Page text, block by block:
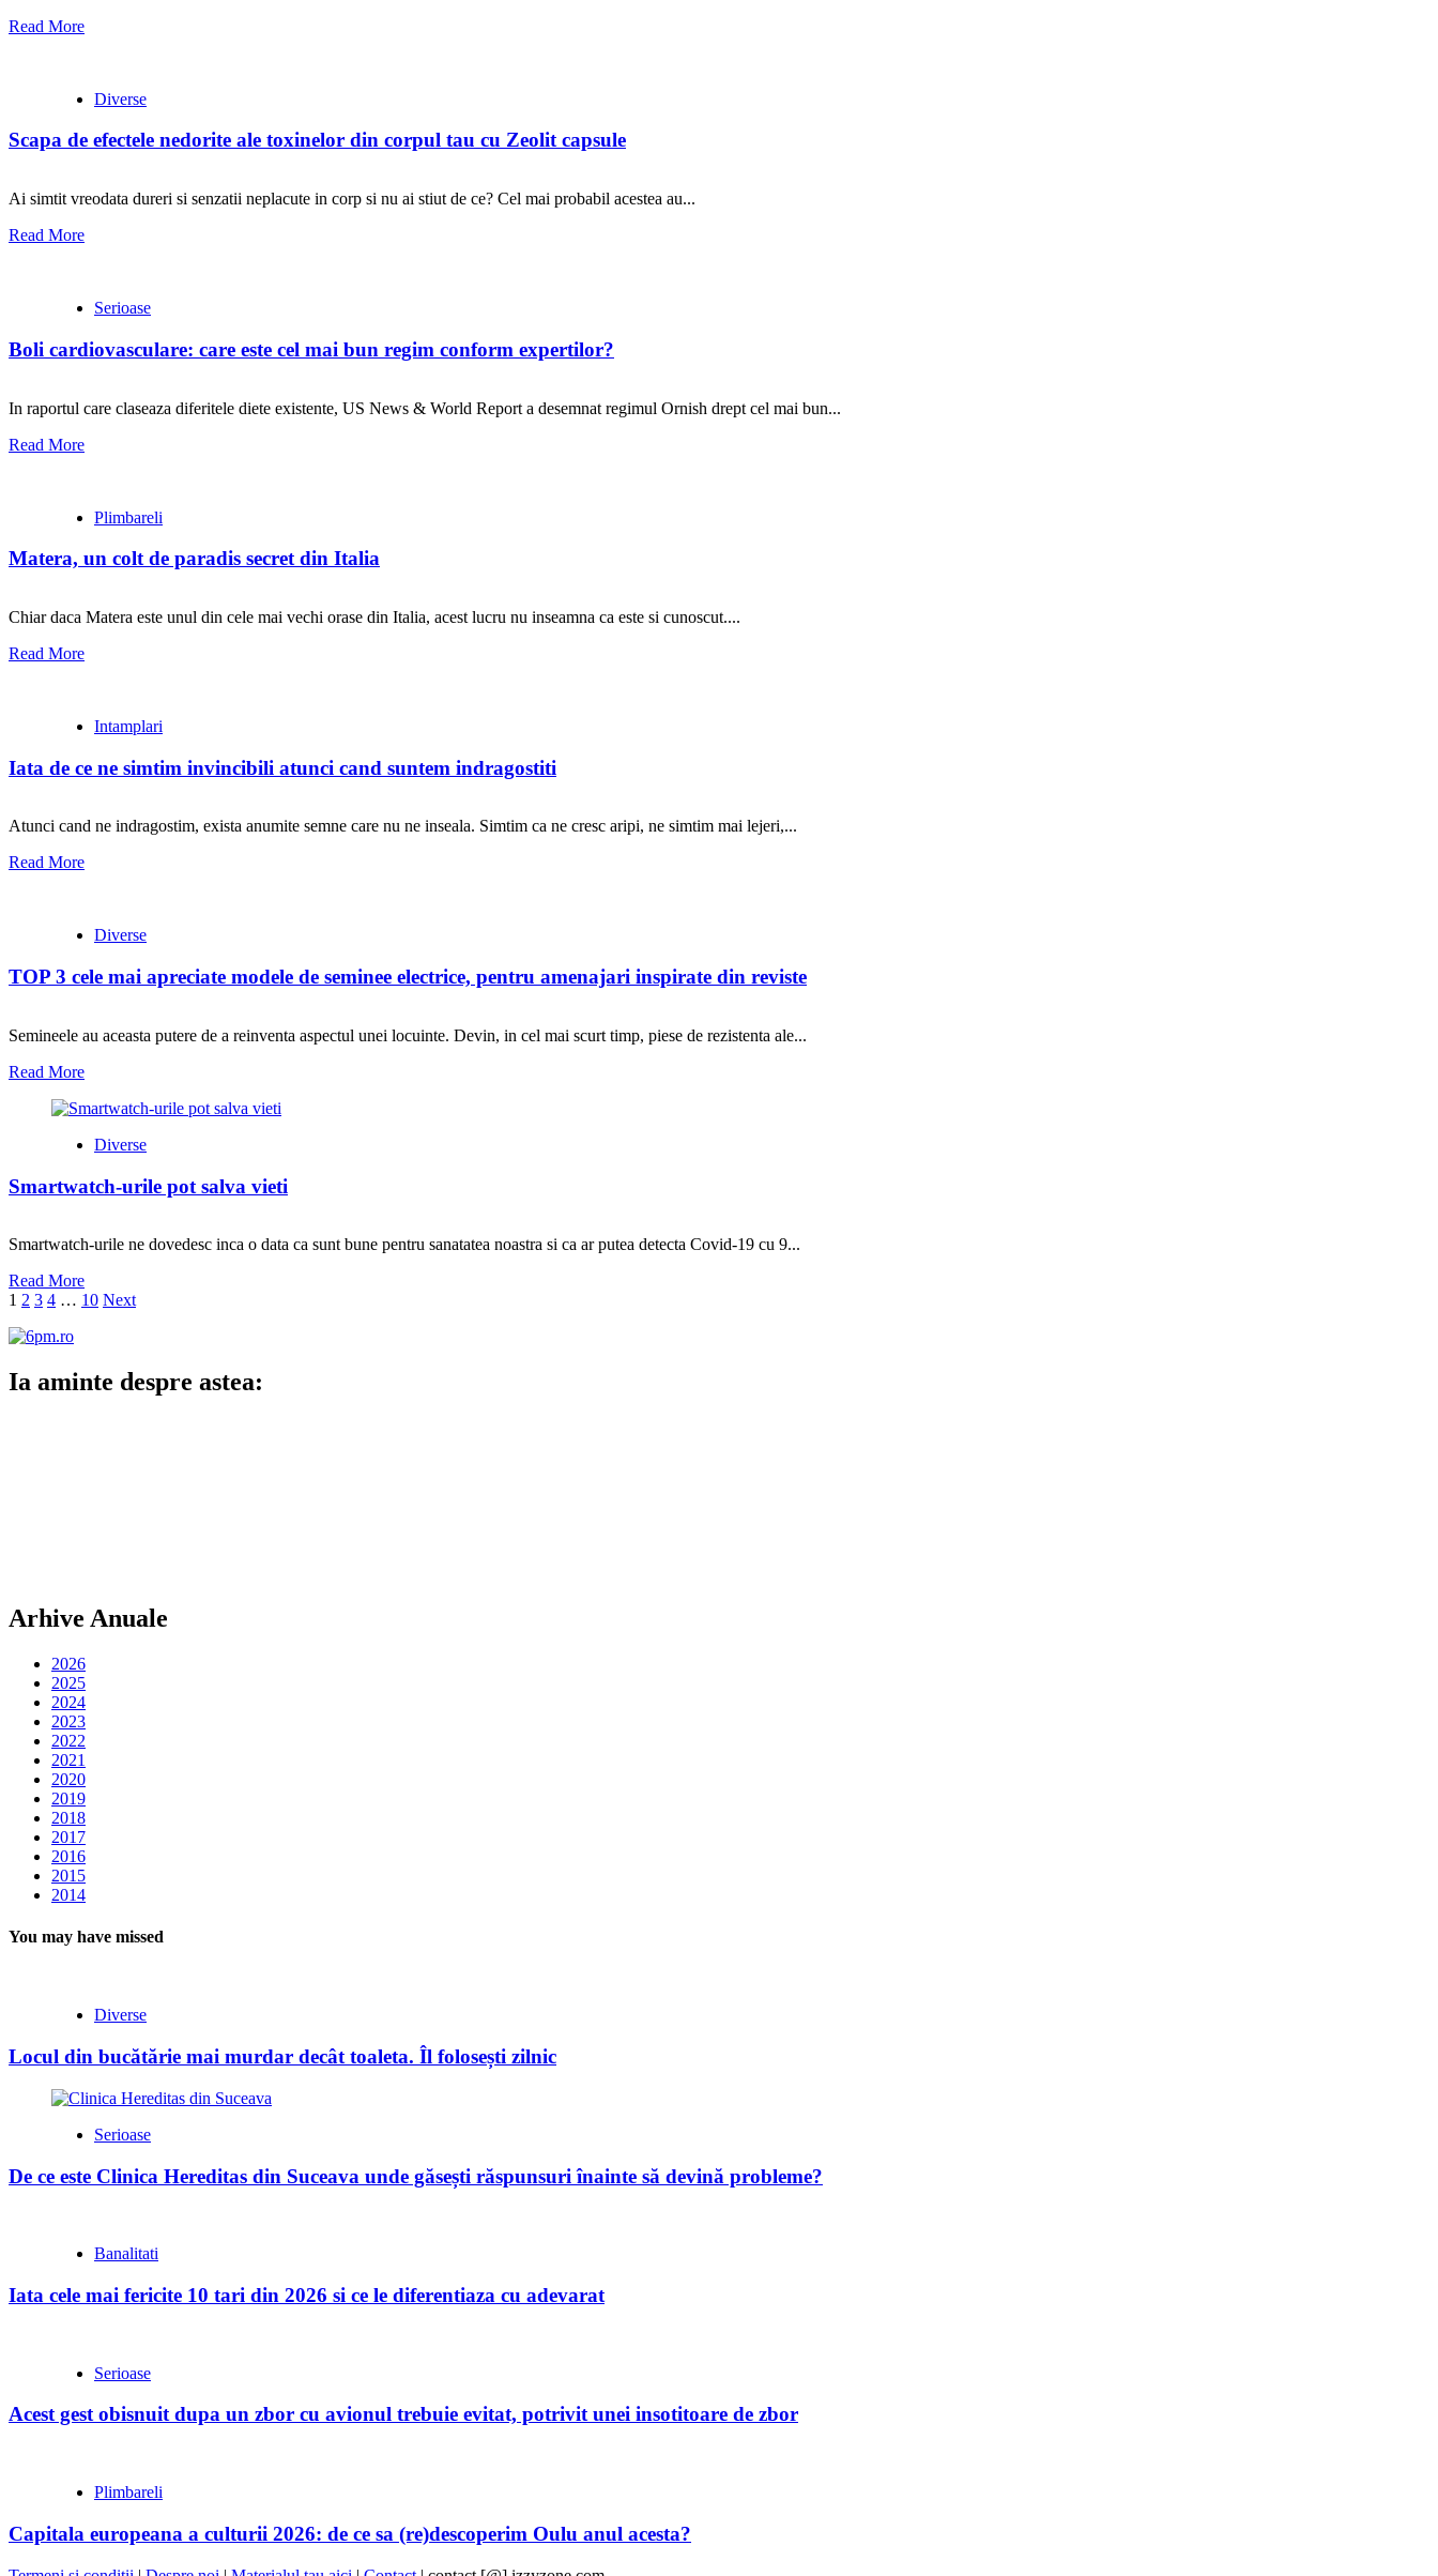
Read More
Diverse
Scapa de efectele nedorite ale toxinelor din corpul tau cu Zeolit capsule
Ai simtit vreodata dureri si senzatii neplacute in corp si nu ai stiut de ce? Cel mai probabil acestea au...
Read More
Serioase
Boli cardiovasculare: care este cel mai bun regim conform expertilor?
In raportul care claseaza diferitele diete existente, US News & World Report a desemnat regimul Ornish drept cel mai bun...
Read More
Plimbareli
Matera, un colt de paradis secret din Italia
Chiar daca Matera este unul din cele mai vechi orase din Italia, acest lucru nu inseamna ca este si cunoscut....
Read More
Intamplari
Iata de ce ne simtim invincibili atunci cand suntem indragostiti
Atunci cand ne indragostim, exista anumite semne care nu ne inseala. Simtim ca ne cresc aripi, ne simtim mai lejeri,...
Read More
Diverse
TOP 3 cele mai apreciate modele de seminee electrice, pentru amenajari inspirate din reviste
Semineele au aceasta putere de a reinventa aspectul unei locuinte. Devin, in cel mai scurt timp, piese de rezistenta ale...
Read More
Diverse
Smartwatch-urile pot salva vieti
Smartwatch-urile ne dovedesc inca o data ca sunt bune pentru sanatatea noastra si ca ar putea detecta Covid-19 cu 9...
Read More
Paginație
articole
1 2 3 4 … 10 Next
Ia aminte despre astea:
Arhive Anuale
2026
2025
2024
2023
2022
2021
2020
2019
2018
2017
2016
2015
2014
You may have missed
Diverse
Locul din bucătărie mai murdar decât toaleta. Îl folosești zilnic
Serioase
De ce este Clinica Hereditas din Suceava unde găsești răspunsuri înainte să devină probleme?
Banalitati
Iata cele mai fericite 10 tari din 2026 si ce le diferentiaza cu adevarat
Serioase
Acest gest obisnuit dupa un zbor cu avionul trebuie evitat, potrivit unei insotitoare de zbor
Plimbareli
Capitala europeana a culturii 2026: de ce sa (re)descoperim Oulu anul acesta?